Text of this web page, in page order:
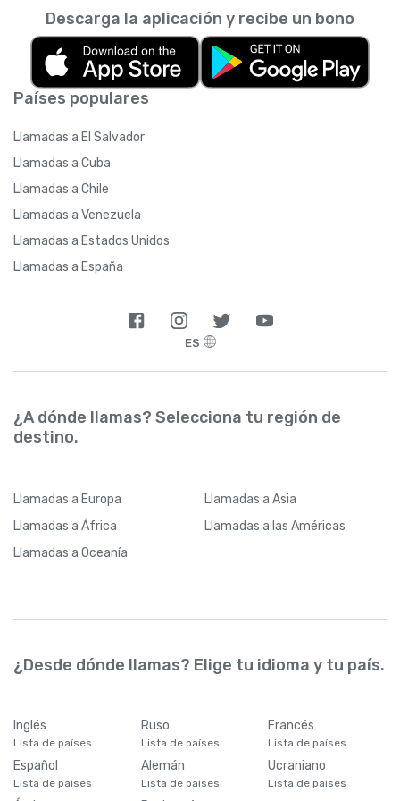
Países populares
Llamadas a El Salvador
Llamadas a Cuba
Llamadas a Chile
Llamadas a Venezuela
Llamadas a Estados Unidos
Llamadas a España
Descarga la aplicación y recibe un bono
ES
¿A dónde llamas? Selecciona tu región de
destino.
Llamadas a Europa Llamadas a Asia
Llamadas a África Llamadas a las Américas
Llamadas a Oceanía
¿Desde dónde llamas? Elige tu idioma y tu país.
Inglés
Lista de países
Ruso
Lista de países
Francés
Lista de países
Español
Lista de países
Alemán
Lista de países
Ucraniano
Lista de países